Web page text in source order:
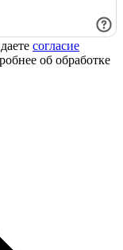
согласие
об обработке